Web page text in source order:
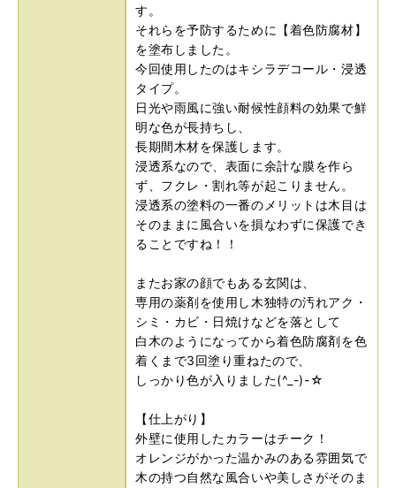
す。
それらを予防するために【着色防腐材】
を塗布しました。
今回使用したのはキシラデコール・浸透
タイプ。
日光や雨風に強い耐候性顔料の効果で鮮
明な色が長持ちし、
長期間木材を保護します。
浸透系なので、表面に余計な膜を作ら
ず、フクレ・割れ等が起こりません。
浸透系の塗料の一番のメリットは木目は
そのままに風合いを損なわずに保護でき
ることですね！！
またお家の顔でもある玄関は、
専用の薬剤を使用し木独特の汚れアク・
シミ・カビ・日焼けなどを落として
白木のようになってから着色防腐剤を色
着くまで3回塗り重ねたので、
しっかり色が入りました(^_-)-☆
【仕上がり】
外壁に使用したカラーはチーク！
オレンジがかった温かみのある雰囲気で
木の持つ自然な風合いや美しさがそのま